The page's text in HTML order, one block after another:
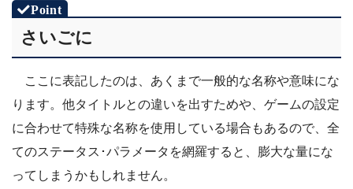
さいごに
ここに表記したのは、あくまで一般的な名称や意味にな
ります。他タイトルとの違いを出すためや、ゲームの設定
に合わせて特殊な名称を使用している場合もあるので、全
てのステータス･パラメータを網羅すると、膨大な量にな
ってしまうかもしれません。